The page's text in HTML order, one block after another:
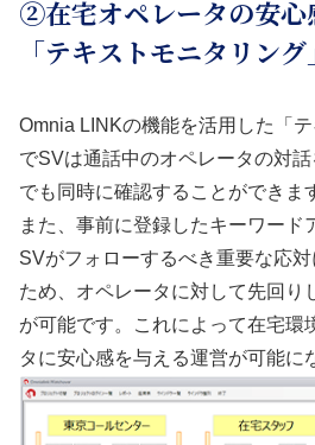
②在宅オペレータの安心
「テキストモニタリング」
Omnia LINKの機能を活用した「テ
でSVは通話中のオペレータの対
でも同時に確認することができま
また、事前に登録したキーワード
SVがフォローするべき重要な応
ため、オペレータに対して先回り
が可能です。これによって在宅環
タに安心感を与える運営が可能に